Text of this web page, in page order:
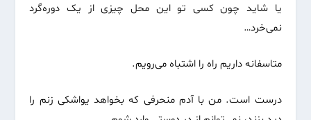
یا شاید چون کسی تو این محل چیزی از یک دوره‌گرد
نمی‌خرد…
متاسفانه داریم راه را اشتباه می‌رویم.
درست است. من با آدم منحرفی که بخواهد یواشکی زنم را